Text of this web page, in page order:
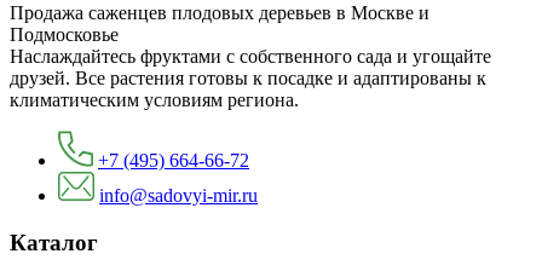
Продажа саженцев плодовых деревьев в Москве и
Подмосковье
Наслаждайтесь фруктами с собственного сада и угощайте
друзей. Все растения готовы к посадке и адаптированы к
климатическим условиям региона.
+7 (495) 664-66-72
info@sadovyi-mir.ru
Каталог